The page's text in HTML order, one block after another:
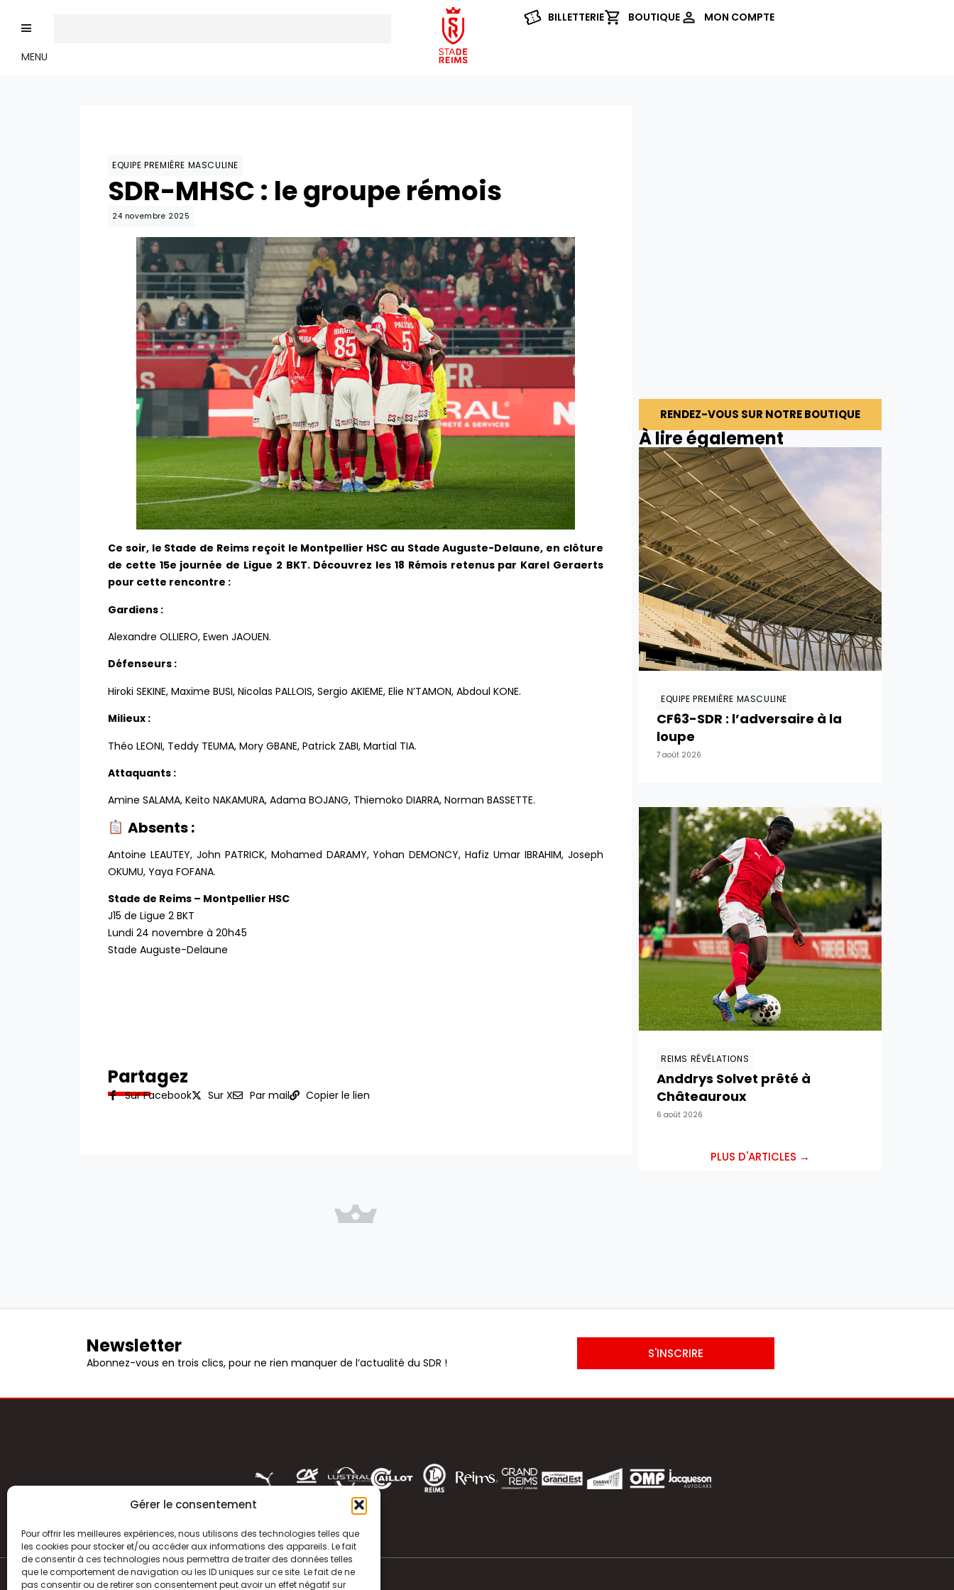
Gérer le consentement
Pour offrir les meilleures expériences, nous utilisons des technologies telles que
les cookies pour stocker et/ou accéder aux informations des appareils. Le fait
de consentir à ces technologies nous permettra de traiter des données telles
que le comportement de navigation ou les ID uniques sur ce site. Le fait de ne
pas consentir ou de retirer son consentement peut avoir un effet négatif sur
MENU
BILLETTERIE BOUTIQUE MON COMPTE
EQUIPE PREMIÈRE MASCULINE
SDR-MHSC : le groupe rémois
24 novembre 2025
Ce soir, le Stade de Reims reçoit le Montpellier HSC au Stade Auguste-Delaune, en clôture
de cette 15e journée de Ligue 2 BKT. Découvrez les 18 Rémois retenus par Karel Geraerts
pour cette rencontre :
Gardiens :
Alexandre OLLIERO, Ewen JAOUEN.
Défenseurs :
Hiroki SEKINE, Maxime BUSI, Nicolas PALLOIS, Sergio AKIEME, Elie N’TAMON, Abdoul KONE.
Milieux :
Théo LEONI, Teddy TEUMA, Mory GBANE, Patrick ZABI, Martial TIA.
Attaquants :
Amine SALAMA, Keito NAKAMURA, Adama BOJANG, Thiemoko DIARRA, Norman BASSETTE.
Absents :
Antoine LEAUTEY, John PATRICK, Mohamed DARAMY, Yohan DEMONCY, Hafiz Umar IBRAHIM, Joseph
OKUMU, Yaya FOFANA.
Stade de Reims – Montpellier HSC
J15 de Ligue 2 BKT
Lundi 24 novembre à 20h45
Stade Auguste-Delaune
Partagez
Sur Facebook Sur X Par mail Copier le lien
RENDEZ-VOUS SUR NOTRE BOUTIQUE
À lire également
EQUIPE PREMIÈRE MASCULINE
CF63-SDR : l’adversaire à la
loupe
7 août 2026
REIMS RÉVÉLATIONS
Anddrys Solvet prêté à
Châteauroux
6 août 2026
PLUS D'ARTICLES →
Newsletter
Abonnez-vous en trois clics, pour ne rien manquer de l’actualité du SDR !
S'INSCRIRE